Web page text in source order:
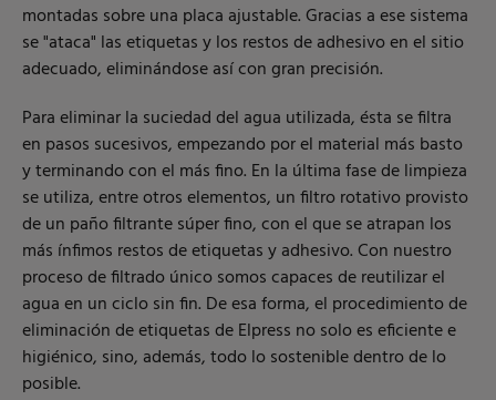
montadas sobre una placa ajustable. Gracias a ese sistema
se "ataca" las etiquetas y los restos de adhesivo en el sitio
adecuado, eliminándose así con gran precisión.
Para eliminar la suciedad del agua utilizada, ésta se filtra
en pasos sucesivos, empezando por el material más basto
y terminando con el más fino. En la última fase de limpieza
se utiliza, entre otros elementos, un filtro rotativo provisto
de un paño filtrante súper fino, con el que se atrapan los
más ínfimos restos de etiquetas y adhesivo. Con nuestro
proceso de filtrado único somos capaces de reutilizar el
agua en un ciclo sin fin. De esa forma, el procedimiento de
eliminación de etiquetas de Elpress no solo es eficiente e
higiénico, sino, además, todo lo sostenible dentro de lo
posible.